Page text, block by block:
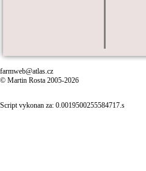
farmweb@atlas.cz
© Martin Rosta 2005-2026
Script vykonan za: 0.0019500255584717.s